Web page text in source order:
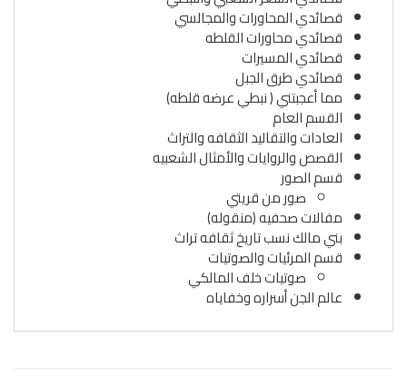
قصائدي المحاورات والمجالسي
قصائدي محاورات القلطه
قصائدي المسيرات
قصائدي طرق الجبل
مما أعجبتني ( نبطي عرضه قلطه)
القسم العام
العادات والتقاليد الثقافه والتراث
القصص والروايات والأمثال الشعبيه
قسم الصور
صور من قريتي
مفالات صحفيه (منقوله)
بني مالك نسب تاريخ ثقافه تراث
قسم المرئيات والصوتيات
صوتيات خلف المالكي
عالم الجن أسراره وخفاياه